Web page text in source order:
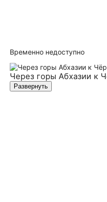
Временно недоступно
Через горы Абхазии к
Развернуть